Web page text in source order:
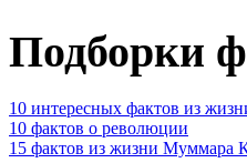
Подборки
10 интересных фактов из
10 фактов о революции
15 фактов из жизни Муммара